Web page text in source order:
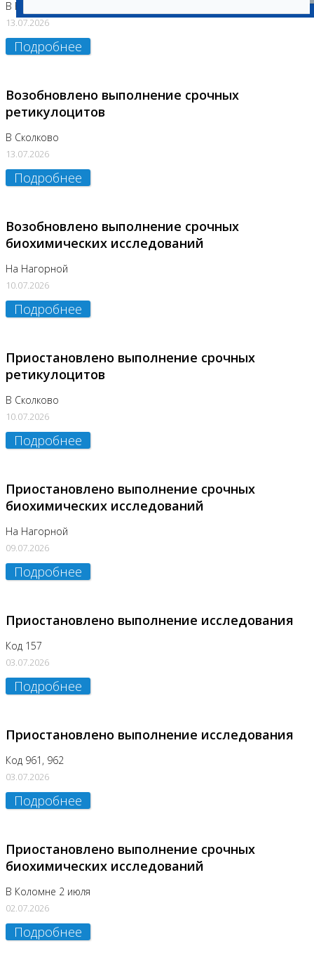
В Бутово
13.07.2026
Подробнее
Возобновлено выполнение срочных
ретикулоцитов
В Сколково
13.07.2026
Подробнее
Возобновлено выполнение срочных
биохимических исследований
На Нагорной
10.07.2026
Подробнее
Приостановлено выполнение срочных
ретикулоцитов
В Сколково
10.07.2026
Подробнее
Приостановлено выполнение срочных
биохимических исследований
На Нагорной
09.07.2026
Подробнее
Приостановлено выполнение исследования
Код 157
03.07.2026
Подробнее
Приостановлено выполнение исследования
Код 961, 962
03.07.2026
Подробнее
Приостановлено выполнение срочных
биохимических исследований
В Коломне 2 июля
02.07.2026
Подробнее